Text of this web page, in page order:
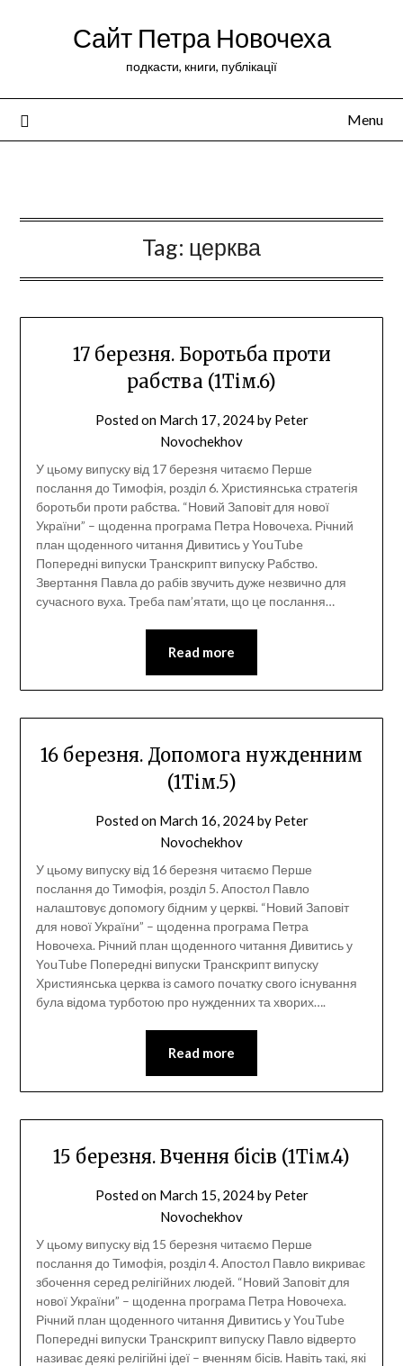
Сайт Петра Новочеха
подкасти, книги, публікації
Menu
Tag: церква
17 березня. Боротьба проти
рабства (1Тім.6)
Posted on March 17, 2024by Peter
Novochekhov
У цьому випуску від 17 березня читаємо Перше
послання до Тимофія, розділ 6. Християнська стратегія
боротьби проти рабства. “Новий Заповіт для нової
України” – щоденна програма Петра Новочеха. Річний
план щоденного читання Дивитись у YouTube
Попередні випуски Транскрипт випуску Рабство.
Звертання Павла до рабів звучить дуже незвично для
сучасного вуха. Треба пам’ятати, що це послання…
Read more
16 березня. Допомога нужденним
(1Тім.5)
Posted on March 16, 2024by Peter
Novochekhov
У цьому випуску від 16 березня читаємо Перше
послання до Тимофія, розділ 5. Апостол Павло
налаштовує допомогу бідним у церкві. “Новий Заповіт
для нової України” – щоденна програма Петра
Новочеха. Річний план щоденного читання Дивитись у
YouTube Попередні випуски Транскрипт випуску
Християнська церква із самого початку свого існування
була відома турботою про нужденних та хворих….
Read more
15 березня. Вчення бісів (1Тім.4)
Posted on March 15, 2024by Peter
Novochekhov
У цьому випуску від 15 березня читаємо Перше
послання до Тимофія, розділ 4. Апостол Павло викриває
збочення серед релігійних людей. “Новий Заповіт для
нової України” – щоденна програма Петра Новочеха.
Річний план щоденного читання Дивитись у YouTube
Попередні випуски Транскрипт випуску Павло відверто
називає деякі релігійні ідеї – вченням бісів. Навіть такі, які